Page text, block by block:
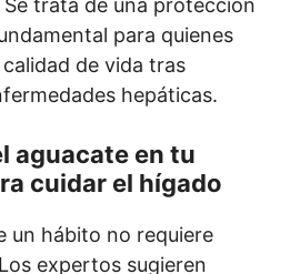
para quienes
de vida tras
hepáticas.
aguacate en tu
cuidar el hígado
un hábito no requiere
expertos sugieren